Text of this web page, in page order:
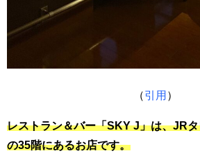
（引用 ）
レストラン＆バー「SKY J」は、JR
の35階にあるお店です。